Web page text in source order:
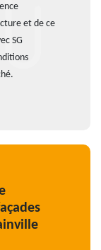
et de ce
SG